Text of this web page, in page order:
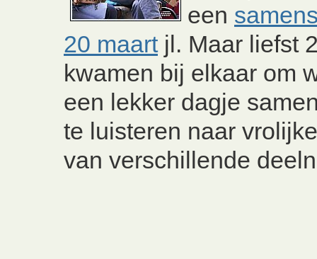
een
20 maart jl. Maar liefst
kwamen bij elkaar om
een lekker dagje
te luisteren naar
van verschillende